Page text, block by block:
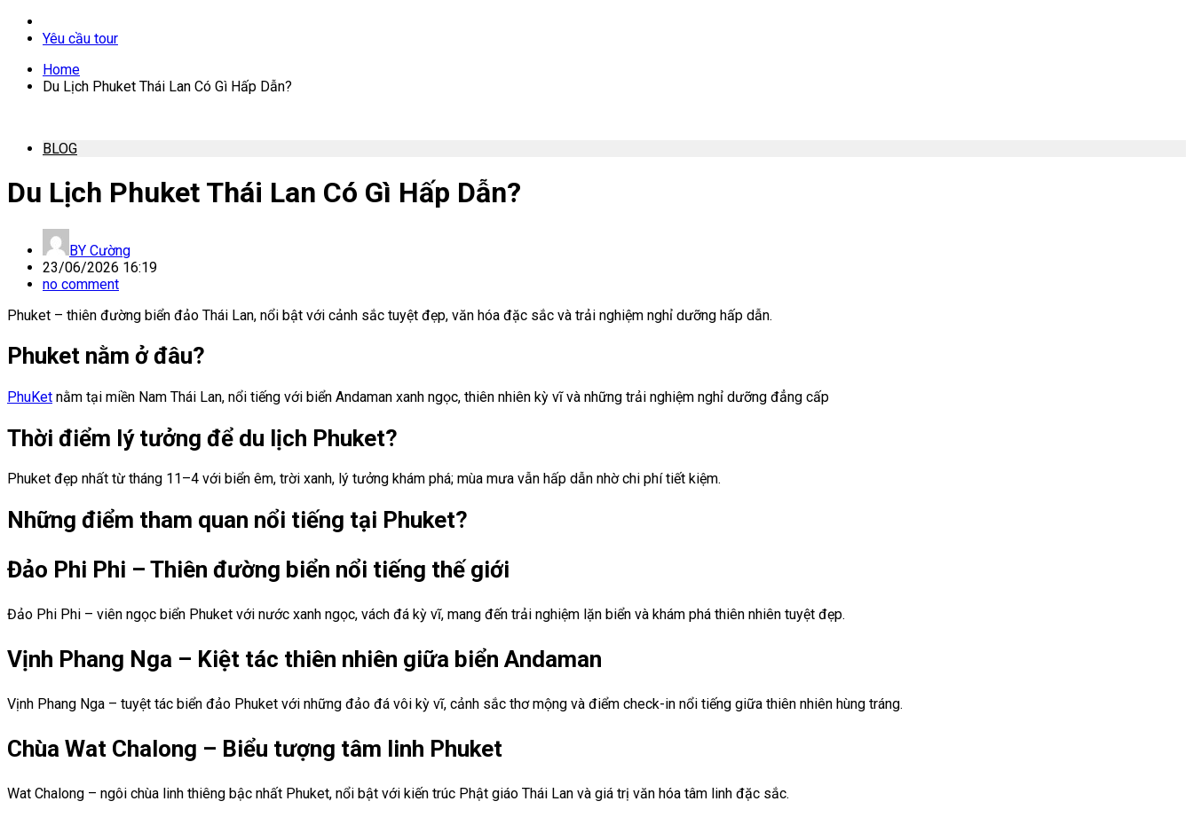
Yêu cầu tour
Home
Du Lịch Phuket Thái Lan Có Gì Hấp Dẫn?
BLOG
Du Lịch Phuket Thái Lan Có Gì Hấp Dẫn?
BY Cường
23/06/2026 16:19
no comment
Phuket – thiên đường biển đảo Thái Lan, nổi bật với cảnh sắc tuyệt đẹp, văn hóa đặc sắc và trải nghiệm nghỉ dưỡng hấp dẫn.
Phuket nằm ở đâu?
PhuKet nằm tại miền Nam Thái Lan, nổi tiếng với biển Andaman xanh ngọc, thiên nhiên kỳ vĩ và những trải nghiệm nghỉ dưỡng đẳng cấp
Thời điểm lý tưởng để du lịch Phuket?
Phuket đẹp nhất từ tháng 11–4 với biển êm, trời xanh, lý tưởng khám phá; mùa mưa vẫn hấp dẫn nhờ chi phí tiết kiệm.
Những điểm tham quan nổi tiếng tại Phuket?
Đảo Phi Phi – Thiên đường biển nổi tiếng thế giới
Đảo Phi Phi – viên ngọc biển Phuket với nước xanh ngọc, vách đá kỳ vĩ, mang đến trải nghiệm lặn biển và khám phá thiên nhiên tuyệt đẹp.
Vịnh Phang Nga – Kiệt tác thiên nhiên giữa biển Andaman
Vịnh Phang Nga – tuyệt tác biển đảo Phuket với những đảo đá vôi kỳ vĩ, cảnh sắc thơ mộng và điểm check-in nổi tiếng giữa thiên nhiên hùng tráng.
Chùa Wat Chalong – Biểu tượng tâm linh Phuket
Wat Chalong – ngôi chùa linh thiêng bậc nhất Phuket, nổi bật với kiến trúc Phật giáo Thái Lan và giá trị văn hóa tâm linh đặc sắc.